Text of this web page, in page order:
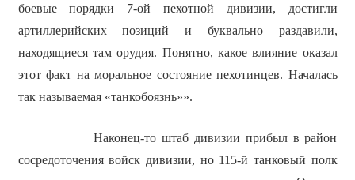
боевые порядки 7-ой пехотной дивизии, достигли
артиллерийских позиций и буквально раздавили,
находящиеся там орудия. Понятно, какое влияние оказал
этот факт на моральное состояние пехотинцев. Началась
так называемая «танкобоязнь»».
Наконец-то штаб дивизии прибыл в район
сосредоточения войск дивизии, но 115-й танковый полк